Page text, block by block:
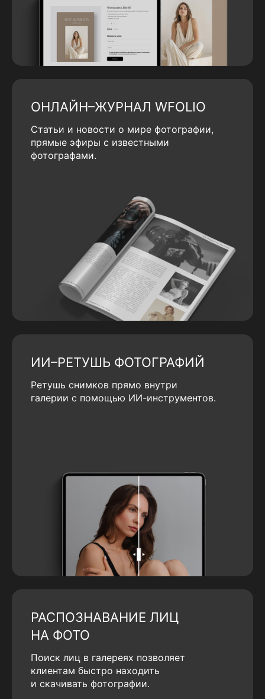
ОНЛАЙН–ЖУРНАЛ WFOLIO
Статьи и новости о мире фотографии,
прямые эфиры с известными
фотографами.
ИИ–РЕТУШЬ ФОТОГРАФИЙ
Ретушь снимков прямо внутри
галерии с помощью ИИ-инструментов.
РАСПОЗНАВАНИЕ ЛИЦ
НА ФОТО
Поиск лиц в галереях позволяет
клиентам быстро находить
и скачивать фотографии.